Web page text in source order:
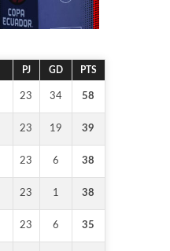
PJ GD PTS
23 34 58
23 19 39
23 6 38
23 1 38
23 6 35